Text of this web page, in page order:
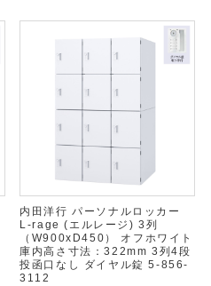
内田洋行 パーソナルロッカー
L-rage (エルレージ) 3列
（W900xD450） オフホワイト
庫内高さ寸法：322mm 3列4段
投函口なし ダイヤル錠 5-856-
3112